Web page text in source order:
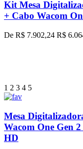
Kit Mesa
+ Cabo Wacom
De R$ 7.902,24 R$
1 2 3 4 5
Mesa
Wacom One Gen
HD